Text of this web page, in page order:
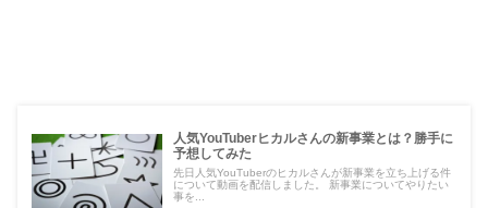
人気YouTuberヒカルさんの新事業とは？勝手に
予想してみた
先日人気YouTuberのヒカルさんが新事業を立ち上げる件
について動画を配信しました。 新事業についてやりたい
事を...